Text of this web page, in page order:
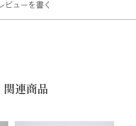
ビューを書く
関連商品